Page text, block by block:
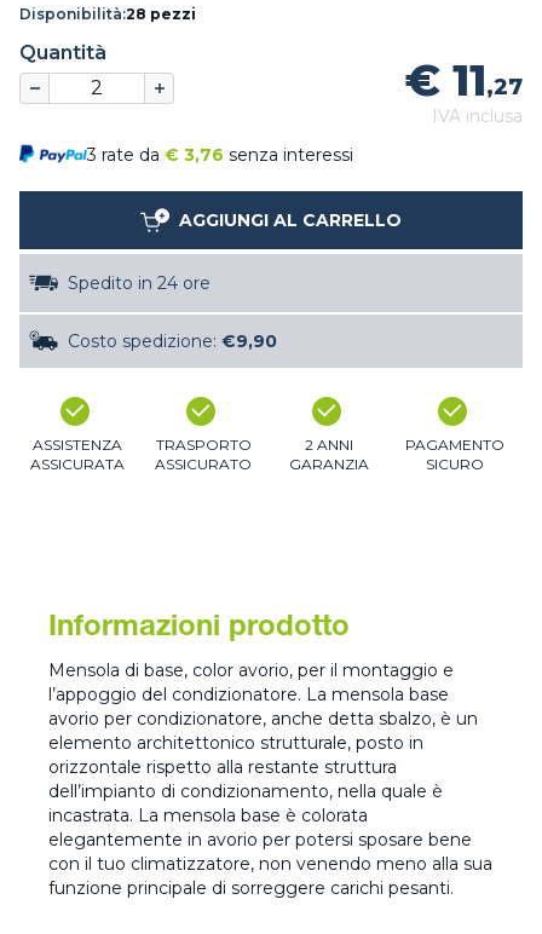
Disponibilità:28 pezzi
Quantità
€ 11,27
IVA inclusa
3 rate da € 3,76 senza interessi
AGGIUNGI AL CARRELLO
Spedito in 24 ore
Costo spedizione: €9,90
ASSISTENZA
ASSICURATA
TRASPORTO
ASSICURATO
2 ANNI
GARANZIA
PAGAMENTO
SICURO
Informazioni prodotto
Mensola di base, color avorio, per il montaggio e
l’appoggio del condizionatore. La mensola base
avorio per condizionatore, anche detta sbalzo, è un
elemento architettonico strutturale, posto in
orizzontale rispetto alla restante struttura
dell’impianto di condizionamento, nella quale è
incastrata. La mensola base è colorata
elegantemente in avorio per potersi sposare bene
con il tuo climatizzatore, non venendo meno alla sua
funzione principale di sorreggere carichi pesanti.